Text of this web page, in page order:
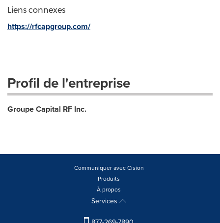
Liens connexes
https://rfcapgroup.com/
Profil de l'entreprise
Groupe Capital RF Inc.
Communiquer avec Cision
Produits
À propos
Services